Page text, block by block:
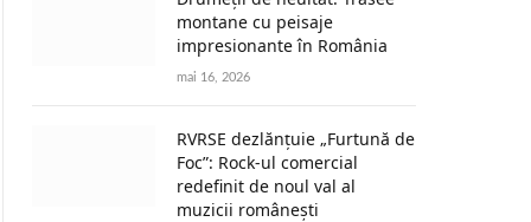
montane cu peisaje
impresionante în România
mai 16, 2026
RVRSE dezlănțuie „Furtună de
Foc”: Rock-ul comercial
redefinit de noul val al
muzicii românești